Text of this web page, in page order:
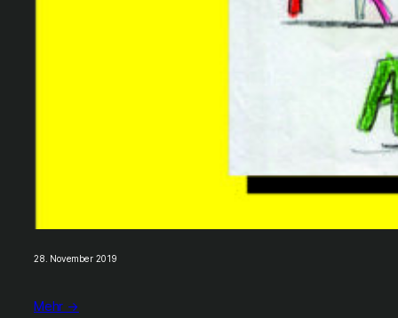
28. November 2019
Mehr →